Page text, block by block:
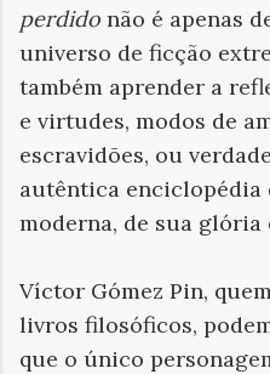
perdido não é apenas
universo de ficção
também aprender a
e virtudes, modos de
escravidões, ou
autêntica enciclopédia
moderna, de sua glória
Víctor Gómez Pin,
livros filosóficos,
que o único